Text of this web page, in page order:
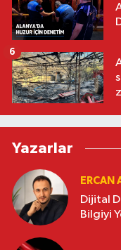
6
Yazarlar
ERCAN
Dijital
Bilgiyi